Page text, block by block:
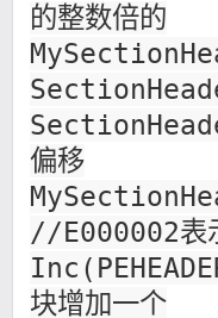
的整数倍的
偏移
//E000002表
块增加一个